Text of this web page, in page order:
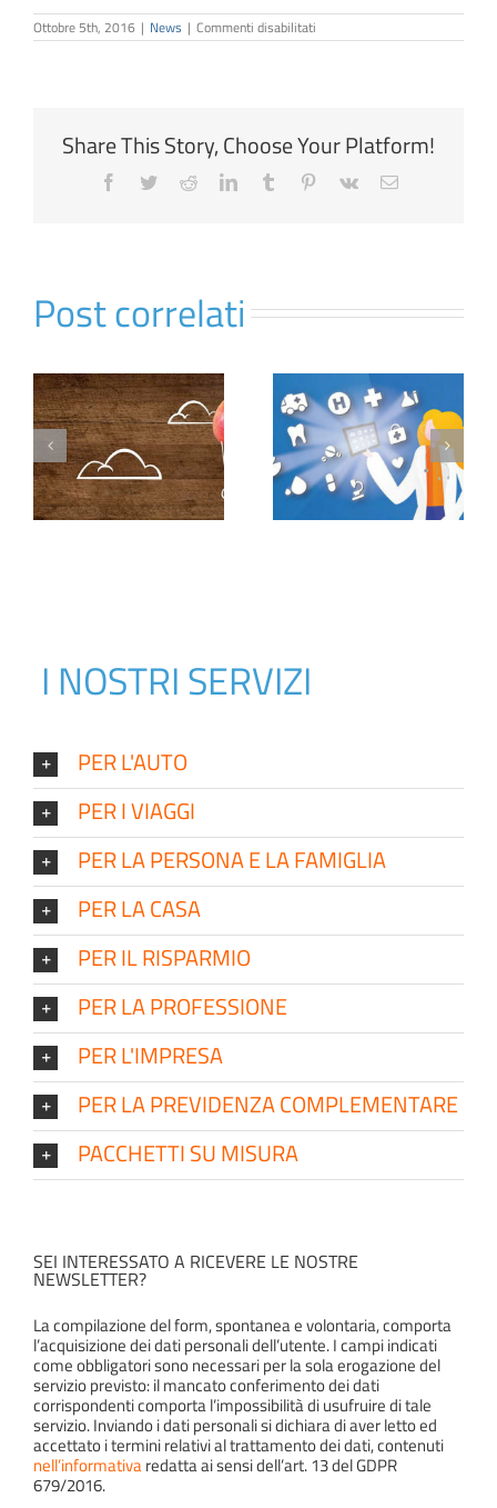
Ottobre 5th, 2016 | News | Commenti disabilitati
Cento
Share This Story, Choose Your Platform!
Facebook
TwitterRedditLinkedInTumblr Pinterest
Vk Email
Post correlati
Virtual Hospital
Blue
RC
Capofamiglia
Speciale
Sciatori
I NOSTRI SERVIZI
PER L'AUTO
PER I VIAGGI
PER LA PERSONA E LA FAMIGLIA
PER LA CASA
PER IL RISPARMIO
PER LA PROFESSIONE
PER L'IMPRESA
PER LA PREVIDENZA COMPLEMENTARE
PACCHETTI SU MISURA
SEI INTERESSATO A RICEVERE LE NOSTRE
NEWSLETTER?
La compilazione del form, spontanea e volontaria, comporta
l’acquisizione dei dati personali dell’utente. I campi indicati
come obbligatori sono necessari per la sola erogazione del
servizio previsto: il mancato conferimento dei dati
corrispondenti comporta l’impossibilità di usufruire di tale
servizio. Inviando i dati personali si dichiara di aver letto ed
accettato i termini relativi al trattamento dei dati, contenuti
nell’informativaredatta ai sensi dell’art. 13 del GDPR
679/2016.